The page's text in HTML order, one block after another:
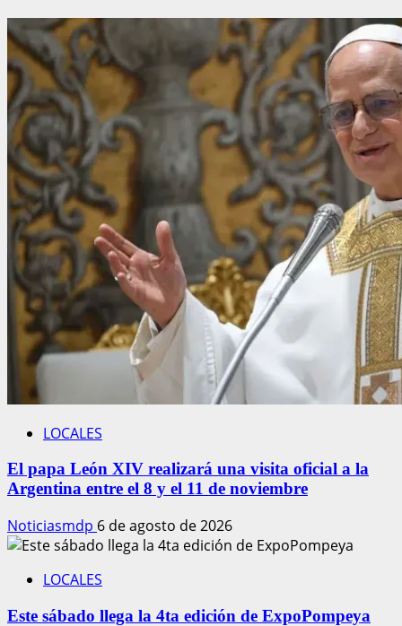
LOCALES
El papa León XIV realizará una visita oficial a la
Argentina entre el 8 y el 11 de noviembre
Noticiasmdp 6 de agosto de 2026
LOCALES
Este sábado llega la 4ta edición de ExpoPompeya